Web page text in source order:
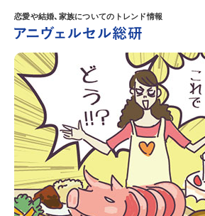
恋愛や結婚、家族についてのトレンド情報